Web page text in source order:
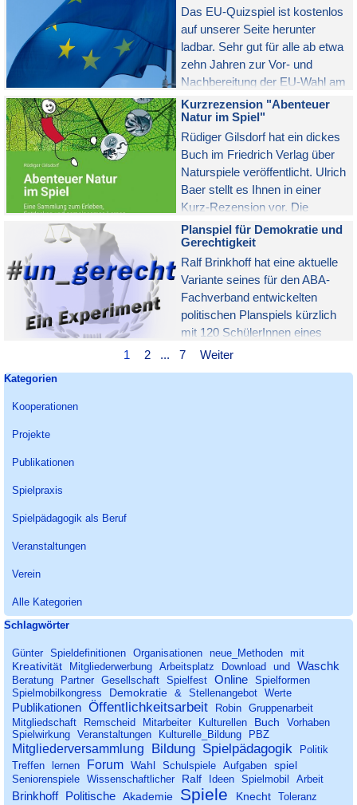
Das EU-Quizspiel ist kostenlos
auf unserer Seite herunter
ladbar. Sehr gut für alle ab etwa
zehn Jahren zur Vor- und
Nachbereitung der EU-Wahl am
9. Juni geeignet. Es wurde
kurzfristig aktualisiert (z.B.
wegen der Einführung des Euro
in Kroatien).
Kurzrezension "Abenteuer
Natur im Spiel"
Rüdiger Gilsdorf hat ein dickes
Buch im Friedrich Verlag über
Naturspiele veröffentlicht. Ulrich
Baer stellt es Ihnen in einer
Kurz-Rezension vor. Die
Langfassung der Buchkritik
erscheint in Heft 1/24 der
Zeitschrift "gruppe & spiel".
Planspiel für Demokratie und
Gerechtigkeit
Ralf Brinkhoff hat eine aktuelle
Variante seines für den ABA-
Fachverband entwickelten
politischen Planspiels kürzlich
mit 120 SchülerInnen eines
Berufskollegs durchgeführt. Die
Aktuelle Seite:
1 Gehen Sie zu Seite:
2 ... Gehen Sie zu Seite:
7
Weiter
Block überspringen Kategorien
Kategorien
Kooperationen
Projekte
Publikationen
Spielpraxis
Spielpädagogik als Beruf
Veranstaltungen
Verein
Alle Kategorien
Block überspringen Schlagwörter
Schlagwörter
Günter Spieldefinitionen Organisationen neue_Methoden mit
Kreativität Mitgliederwerbung Arbeitsplatz Download und Waschk
Beratung Partner Gesellschaft Spielfest Online Spielformen
Spielmobilkongress
Demokratie & Stellenangebot Werte
Publikationen Öffentlichkeitsarbeit Robin Gruppenarbeit
Mitgliedschaft
Remscheid Mitarbeiter Kulturellen Buch
Vorhaben
Spielwirkung Veranstaltungen Kulturelle_Bildung PBZ
Mitgliederversammlung Bildung Spielpädagogik
Politik
Treffen
lernen Forum Wahl Schulspiele Aufgaben spiel
Seniorenspiele Wissenschaftlicher Ralf Ideen Spielmobil Arbeit
Brinkhoff Politische Akademie Spiele Knecht Toleranz